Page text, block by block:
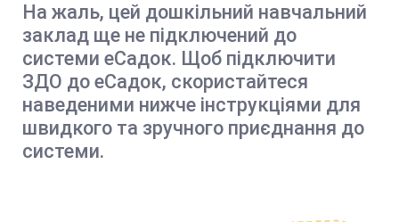
На жаль, цей дошкільний навчальний
заклад ще не підключений до
системи еСадок. Щоб підключити
ЗДО до еСадок, скористайтеся
наведеними нижче інструкціями для
швидкого та зручного приєднання до
системи.